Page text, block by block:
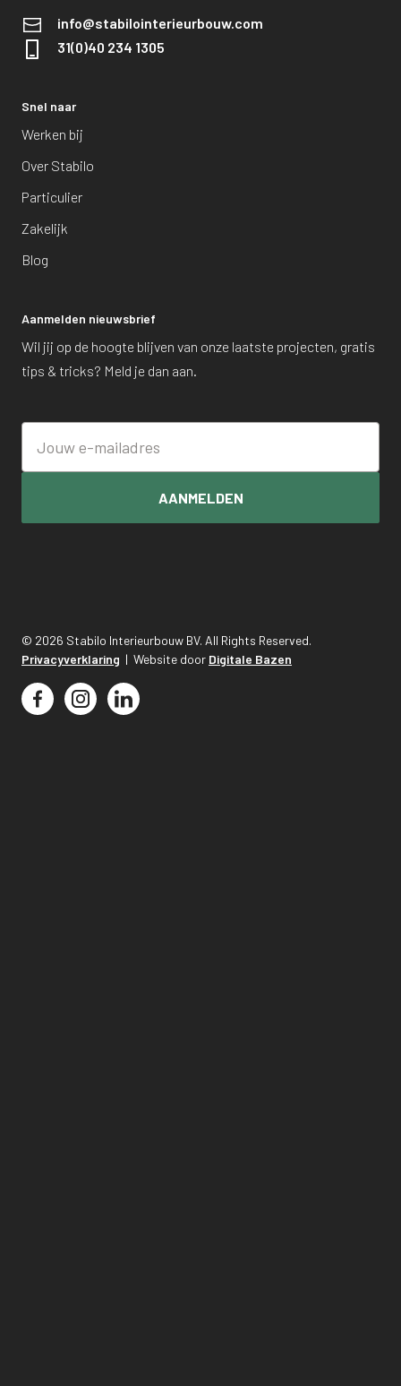
info@stabilointerieurbouw.com
31(0)40 234 1305
Snel naar
Werken bij
Over Stabilo
Particulier
Zakelijk
Blog
Aanmelden nieuwsbrief
Wil jij op de hoogte blijven van onze laatste projecten, gratis
tips & tricks? Meld je dan aan.
© 2026 Stabilo Interieurbouw BV. All Rights Reserved.
Privacyverklaring | Website door Digitale Bazen